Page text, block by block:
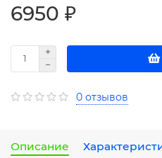
6950 ₽
0 отзывов
Описание